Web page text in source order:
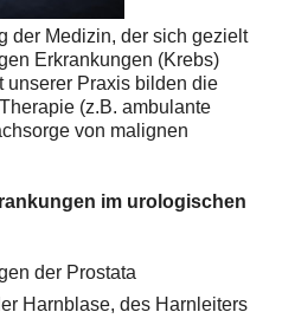
der Medizin, der sich gezielt
Erkrankungen (Krebs)
unserer Praxis bilden die
(z.B. ambulante
von malignen
im urologischen
der Prostata
Harnblase, des Harnleiters